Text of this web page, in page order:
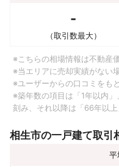
-
（取引数最大）
※こちらの相場情報は不動産
※当エリアに売却実績がない
※ユーザーからの口コミをも
※築年数の項目は「1年以内
刻み、それ以降は「66年以上
相生市の一戸建て取引
平